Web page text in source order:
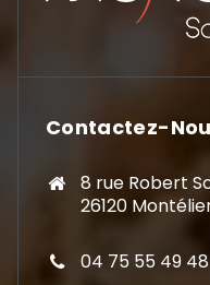
Contactez-
8 rue Robert
26120
04 75 55 49 48